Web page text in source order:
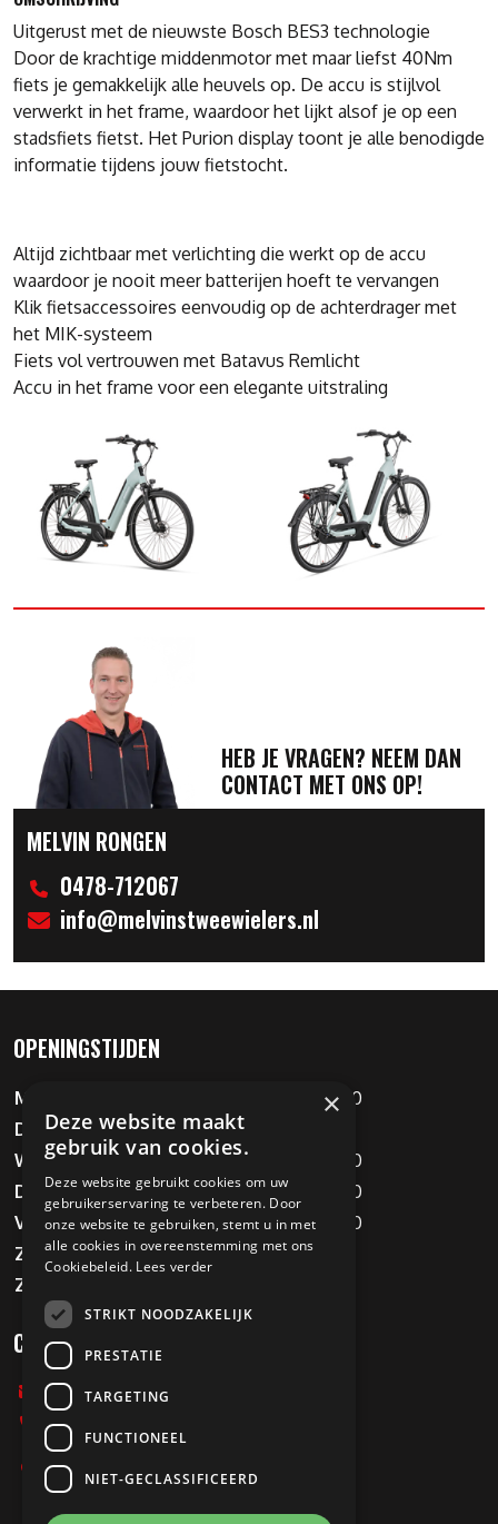
Uitgerust met de nieuwste Bosch BES3 technologie
Door de krachtige middenmotor met maar liefst 40Nm
fiets je gemakkelijk alle heuvels op. De accu is stijlvol
verwerkt in het frame, waardoor het lijkt alsof je op een
stadsfiets fietst. Het Purion display toont je alle benodigde
informatie tijdens jouw fietstocht.
Altijd zichtbaar met verlichting die werkt op de accu
waardoor je nooit meer batterijen hoeft te vervangen
Klik fietsaccessoires eenvoudig op de achterdrager met
het MIK-systeem
Fiets vol vertrouwen met Batavus Remlicht
Accu in het frame voor een elegante uitstraling
HEB JE VRAGEN? NEEM DAN
CONTACT MET ONS OP!
MELVIN RONGEN
0478-712067
info@melvinstweewielers.nl
OPENINGSTIJDEN
Maandag
09:00 - 12:00 / 13:00 - 18:00
Dinsdag
Gesloten
Woensdag
09:00 - 12:00 / 13:00 - 18:00
Donderdag
09:00 - 12:00 / 13:00 - 18:00
Vrijdag
09:00 - 12:00 / 13:00 - 18:00
Zaterdag
09:00 - 16:00
Zondag
CONTACT
info@melvinstweewielers.nl
0478-712067
Stationsweg 197
5807 AB Oostrum
×
Deze website maakt
gebruik van cookies.
Deze website gebruikt cookies om uw
gebruikerservaring te verbeteren. Door
onze website te gebruiken, stemt u in met
alle cookies in overeenstemming met ons
Cookiebeleid. Lees verder
STRIKT NOODZAKELIJK
PRESTATIE
TARGETING
FUNCTIONEEL
NIET-GECLASSIFICEERD